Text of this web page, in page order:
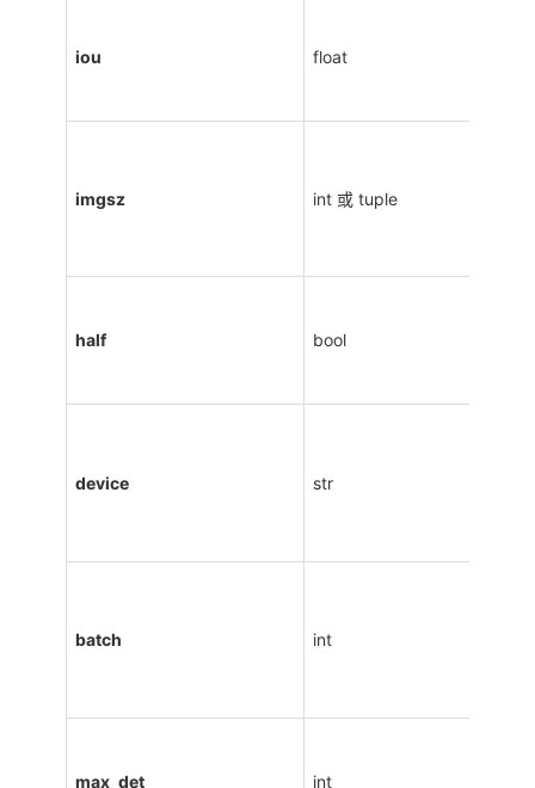
iou float
imgsz int 或 tuple
half bool
device str
batch int
max_det int